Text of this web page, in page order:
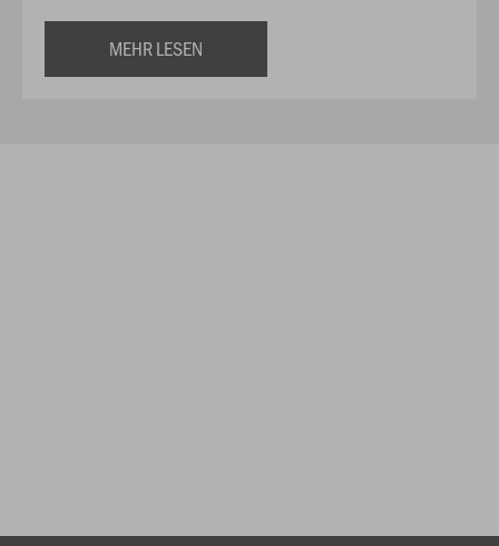
MEHR LESEN